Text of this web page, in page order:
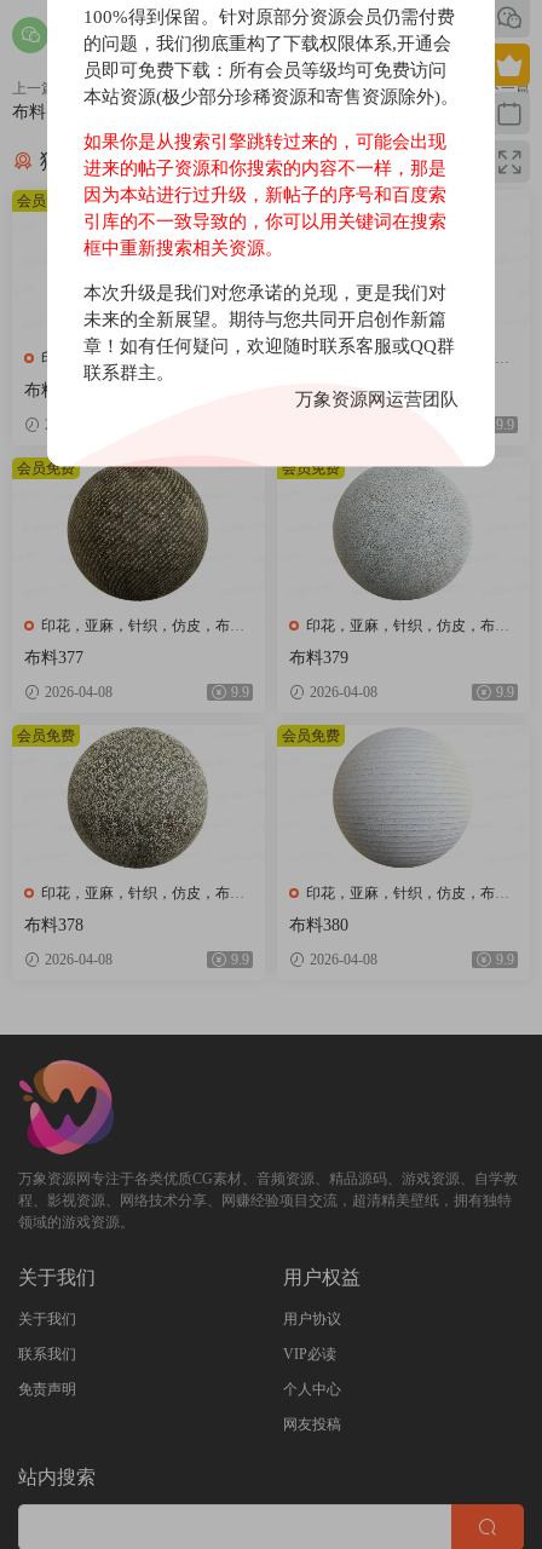
上一篇
布料146
下一篇
布料144
猜你喜欢
印花，亚麻，针织，仿皮，布
匹，家纺，绒布
布料375
2026-04-08
会员免费
印花，亚麻，针织，仿皮，布
布料376
9.9
会员免费
印花，亚麻，针织，仿皮，布
匹，家纺，绒布
布料377
2026-04-08 9.9
会员免费
印花，亚麻，针织，仿皮，布
匹，家纺，绒布
布料379
2026-04-08 9.9
会员免费
印花，亚麻，针织，仿皮，布
匹，家纺，绒布
布料378
2026-04-08 9.9
会员免费
印花，亚麻，针织，仿皮，布
匹，家纺，绒布
布料380
2026-04-08 9.9
会员免费
万象资源网专注于各类优质CG素材、音频资源、精品源码、游戏资源、自学教
程、影视资源、网络技术分享、网赚经验项目交流，超清精美壁纸，拥有独特
领域的游戏资源。
关于我们
关于我们
联系我们
免责声明
用户权益
用户协议
VIP必读
个人中心
网友投稿
站内搜索
100%得到保留。针对原部分资源会员仍需付费
的问题，我们彻底重构了下载权限体系,开通会
员即可免费下载：所有会员等级均可免费访问
本站资源(极少部分珍稀资源和寄售资源除外)。
如果你是从搜索引擎跳转过来的，可能会出现
进来的帖子资源和你搜索的内容不一样，那是
因为本站进行过升级，新帖子的序号和百度索
引库的不一致导致的，你可以用关键词在搜索
框中重新搜索相关资源。
本次升级是我们对您承诺的兑现，更是我们对
未来的全新展望。期待与您共同开启创作新篇
章！如有任何疑问，欢迎随时联系客服或QQ群
联系群主。
万象资源网运营团队